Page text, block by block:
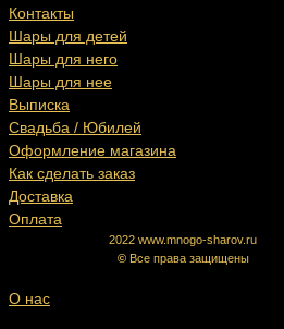
Контакты
Шары для детей
Шары для него
Шары для нее
Выписка
Свадьба / Юбилей
Оформление магазина
Как сделать заказ
Доставка
Оплата
2022 www.mnogo-sharov.ru
© Все права защищены
О нас